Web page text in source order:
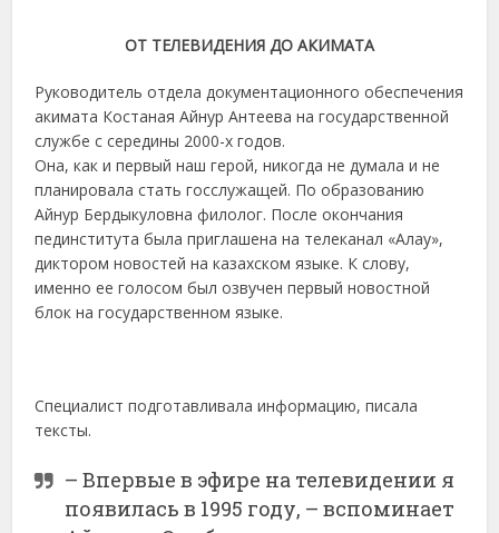
ОТ ТЕЛЕВИДЕНИЯ ДО АКИМАТА
Руководитель отдела документационного обеспечения
акимата Костаная Айнур Антеева на государственной
службе с середины 2000-х годов.
Она, как и первый наш герой, никогда не думала и не
планировала стать госслужащей. По образованию
Айнур Бердыкуловна филолог. После окончания
пединститута была приглашена на телеканал «Алау»,
диктором новостей на казахском языке. К слову,
именно ее голосом был озвучен первый новостной
блок на государственном языке.
Специалист подготавливала информацию, писала
тексты.
– Впервые в эфире на телевидении я
появилась в 1995 году, – вспоминает